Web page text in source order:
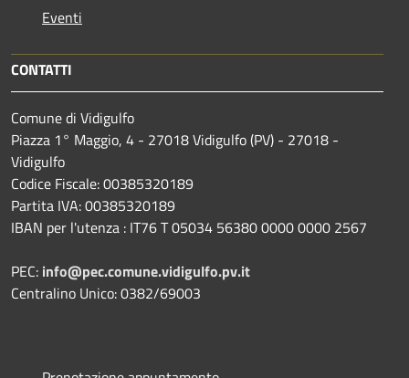
Eventi
CONTATTI
Comune di Vidigulfo
Piazza 1° Maggio, 4 - 27018 Vidigulfo (PV) - 27018 -
Vidigulfo
Codice Fiscale: 00385320189
Partita IVA: 00385320189
IBAN per l'utenza : IT76 T 05034 56380 0000 0000 2567
PEC: info@pec.comune.vidigulfo.pv.it
Centralino Unico: 0382/69003